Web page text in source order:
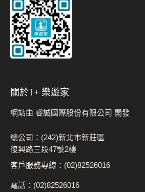
關於t+ 樂遊家
網站由 睿誠國際股份有限公司 開發
總公司：(242)新北市新莊區
復興路三段47號2樓
客戶服務專線：(02)82526016
電話：(02)82526016